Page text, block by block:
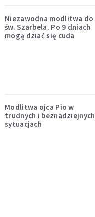
Niezawodna modlitwa do
św. Szarbela. Po 9 dniach
mogą dziać się cuda
Modlitwa ojca Pio w
trudnych i beznadziejnych
sytuacjach